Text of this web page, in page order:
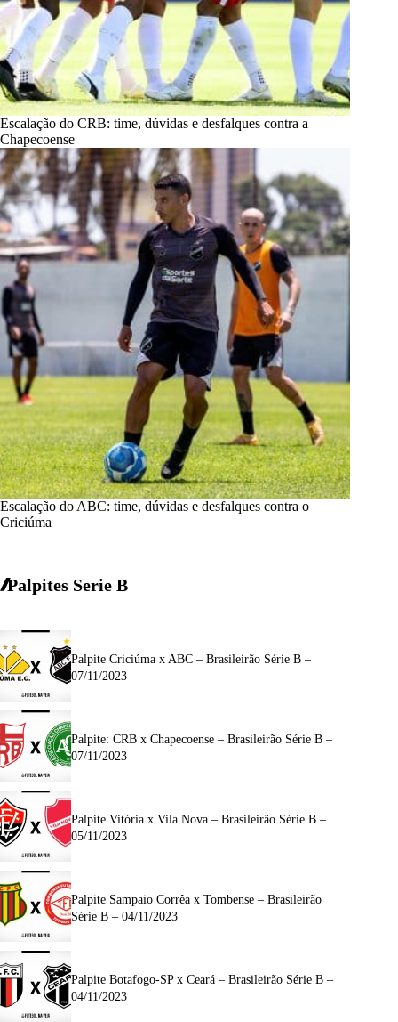
Escalação do CRB: time, dúvidas e desfalques contra a
Chapecoense
Escalação do ABC: time, dúvidas e desfalques contra o
Criciúma
Palpites Serie B
Palpite Criciúma x ABC – Brasileirão Série B –
07/11/2023
Palpite: CRB x Chapecoense – Brasileirão Série B –
07/11/2023
Palpite Vitória x Vila Nova – Brasileirão Série B –
05/11/2023
Palpite Sampaio Corrêa x Tombense – Brasileirão
Série B – 04/11/2023
Palpite Botafogo-SP x Ceará – Brasileirão Série B –
04/11/2023